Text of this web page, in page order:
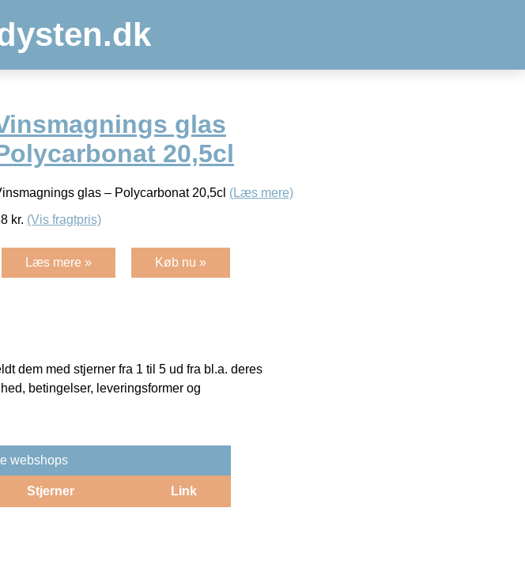
glas
20,5cl
glas – Polycarbonat 20,5cl (Læs mere)
kr. (Vis fragtpris)
Læs mere » Køb nu »
dem med stjerner fra 1 til 5 ud fra bl.a. deres
betingelser, leveringsformer og
webshops
Stjerner Link